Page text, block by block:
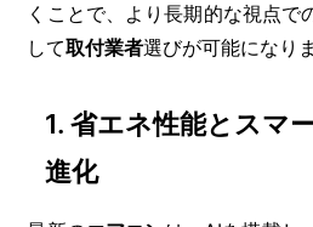
くことで、より長期的な視点で
して取付業者選びが可能になりま
1. 省エネ性能とスマ
進化